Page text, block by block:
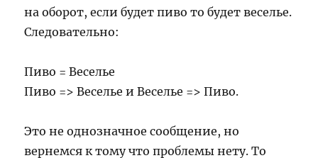
на оборот, если будет пиво то будет веселье.
Следовательно:
Пиво = Веселье
Пиво => Веселье и Веселье => Пиво.
Это не однозначное сообщение, но
вернемся к тому что проблемы нету. То